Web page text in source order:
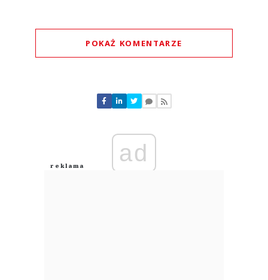
POKAŻ KOMENTARZE
Nie znaleziono komentarzy
Zostaw swoje komentarze
Anuluj
ad